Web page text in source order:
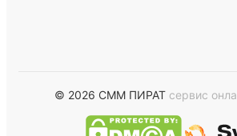
© 2026 СММ ПИРАТ сервис